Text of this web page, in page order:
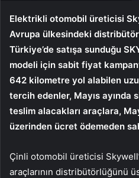
Elektrikli otomobil üreticisi
Avrupa ülkesindeki
Türkiye’de satışa sunduğu
modeli için sabit fiyat
642 kilometre yol alabilen
tercih edenler, Mayıs ayında
teslim alacakları araçlara,
üzerinden ücret ödemeden
Çinli otomobil üreticisi
araçlarının distribütörlüğünü